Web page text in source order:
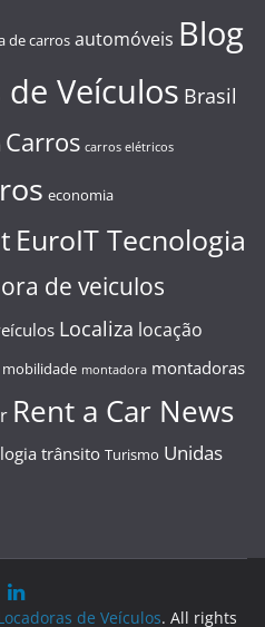
de carros automóveis Blog
Veículos Brasil
Carros carros elétricos
economia
EuroIT Tecnologia
de veiculos
Localiza locação
mobilidade montadora montadoras
Rent a Car News
trânsito Turismo Unidas
de Veículos. All rights